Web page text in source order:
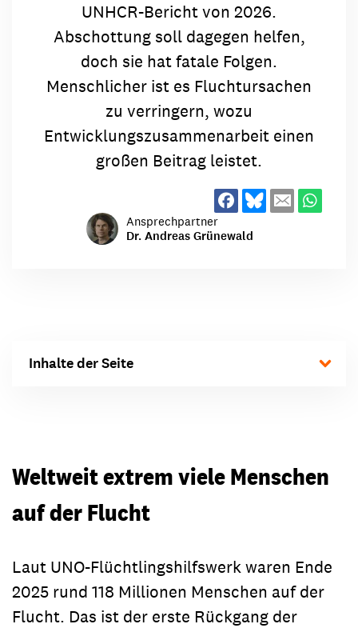
UNHCR-Bericht von 2026.
Abschottung soll dagegen helfen,
doch sie hat fatale Folgen.
Menschlicher ist es Fluchtursachen
zu verringern, wozu
Entwicklungszusammenarbeit einen
großen Beitrag leistet.
Ansprechpartner
Dr. Andreas Grünewald
Inhalte der Seite
Weltweit extrem viele Menschen
auf der Flucht
Laut UNO-Flüchtlingshilfswerk waren Ende
2025 rund 118 Millionen Menschen auf der
Flucht. Das ist der erste Rückgang der